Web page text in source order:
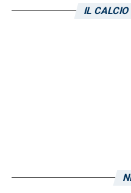
3 vittorie e 4 pareggi.
IL